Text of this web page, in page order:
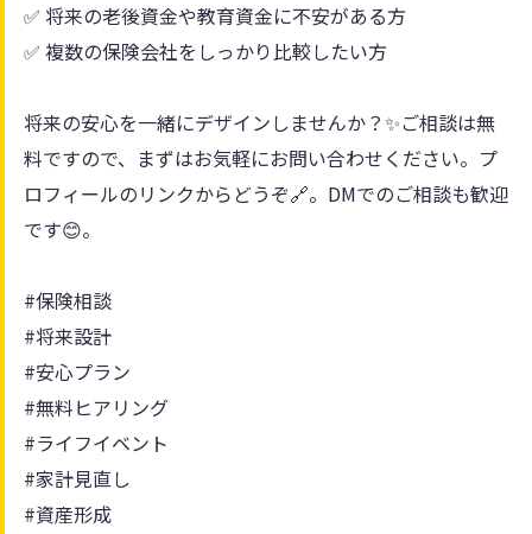
✅ 将来の老後資金や教育資金に不安がある方
✅ 複数の保険会社をしっかり比較したい方
将来の安心を一緒にデザインしませんか？✨ご相談は無
料ですので、まずはお気軽にお問い合わせください。プ
ロフィールのリンクからどうぞ🔗。DMでのご相談も歓迎
です😊。
#保険相談
#将来設計
#安心プラン
#無料ヒアリング
#ライフイベント
#家計見直し
#資産形成